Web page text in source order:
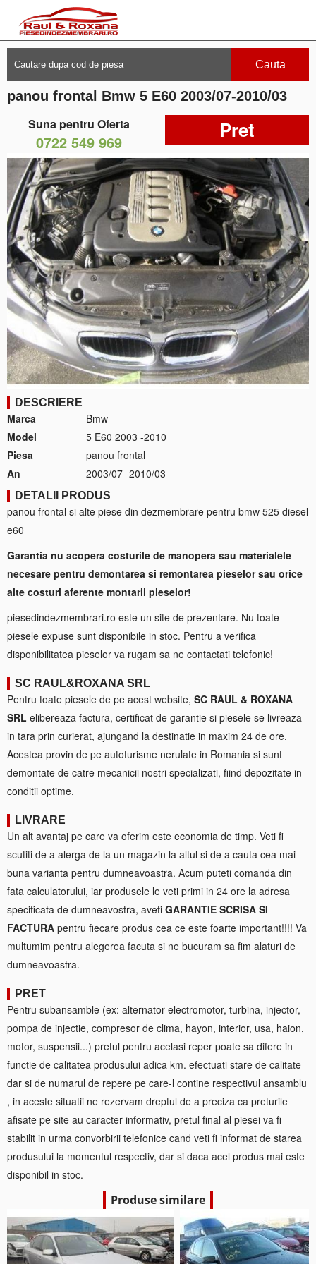
Cauta
panou frontal Bmw 5 E60 2003/07-2010/03
Suna pentru Oferta
0722 549 969 Pret
DESCRIERE
Marca
Bmw
Model
5 E60 2003 -2010
Piesa
panou frontal
An
2003/07 -2010/03
DETALII PRODUS
panou frontal si alte piese din dezmembrare pentru bmw 525 diesel
e60
Garantia nu acopera costurile de manopera sau materialele
necesare pentru demontarea si remontarea pieselor sau orice
alte costuri aferente montarii pieselor!
piesedindezmembrari.ro este un site de prezentare. Nu toate
piesele expuse sunt disponibile in stoc. Pentru a verifica
disponibilitatea pieselor va rugam sa ne contactati telefonic!
SC RAUL&ROXANA SRL
Pentru toate piesele de pe acest website, SC RAUL & ROXANA
SRL elibereaza factura, certificat de garantie si piesele se livreaza
in tara prin curierat, ajungand la destinatie in maxim 24 de ore.
Acestea provin de pe autoturisme nerulate in Romania si sunt
demontate de catre mecanicii nostri specializati, fiind depozitate in
conditii optime.
LIVRARE
Un alt avantaj pe care va oferim este economia de timp. Veti fi
scutiti de a alerga de la un magazin la altul si de a cauta cea mai
buna varianta pentru dumneavoastra. Acum puteti comanda din
fata calculatorului, iar produsele le veti primi in 24 ore la adresa
specificata de dumneavostra, aveti GARANTIE SCRISA SI
FACTURA pentru fiecare produs cea ce este foarte important!!!! Va
multumim pentru alegerea facuta si ne bucuram sa fim alaturi de
dumneavoastra.
PRET
Pentru subansamble (ex: alternator electromotor, turbina, injector,
pompa de injectie, compresor de clima, hayon, interior, usa, haion,
motor, suspensii...) pretul pentru acelasi reper poate sa difere in
functie de calitatea produsului adica km. efectuati stare de calitate
dar si de numarul de repere pe care-l contine respectivul ansamblu
, in aceste situatii ne rezervam dreptul de a preciza ca preturile
afisate pe site au caracter informativ, pretul final al piesei va fi
stabilit in urma convorbirii telefonice cand veti fi informat de starea
produsului la momentul respectiv, dar si daca acel produs mai este
disponibil in stoc.
Produse similare